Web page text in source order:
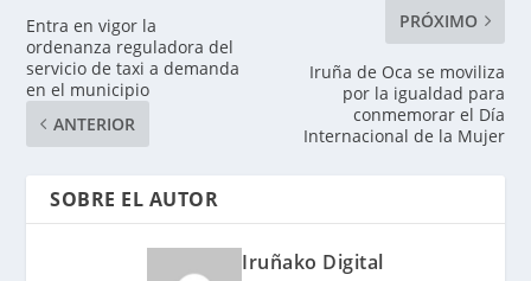
Entra en vigor la
ordenanza reguladora del
servicio de taxi a demanda
en el municipio
ANTERIOR
PRÓXIMO
Iruña de Oca se moviliza
por la igualdad para
conmemorar el Día
Internacional de la Mujer
SOBRE EL AUTOR
Iruñako Digital